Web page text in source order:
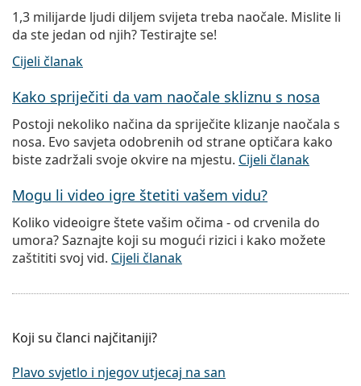
1,3 milijarde ljudi diljem svijeta treba naočale. Mislite li
da ste jedan od njih? Testirajte se!
Cijeli članak
Kako spriječiti da vam naočale skliznu s nosa
Postoji nekoliko načina da spriječite klizanje naočala s
nosa. Evo savjeta odobrenih od strane optičara kako
biste zadržali svoje okvire na mjestu. Cijeli članak
Mogu li video igre štetiti vašem vidu?
Koliko videoigre štete vašim očima - od crvenila do
umora? Saznajte koji su mogući rizici i kako možete
zaštititi svoj vid. Cijeli članak
Koji su članci najčitaniji?
Plavo svjetlo i njegov utjecaj na san